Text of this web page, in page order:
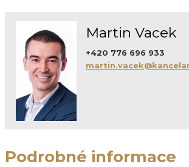
Martin Vacek
+420 776 696 933
Podrobné informace